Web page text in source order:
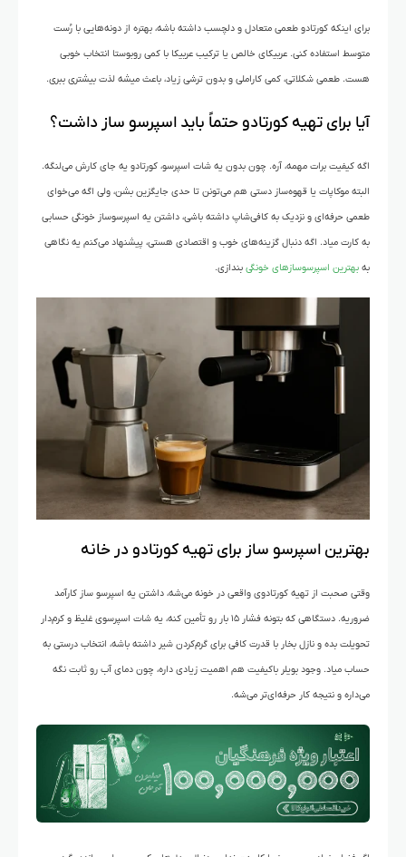
برای اینکه کورتادو طعمی متعادل و دلچسب داشته باشه، بهتره از دونه‌هایی با رُست
متوسط استفاده کنی. عربیکای خالص یا ترکیب عربیکا با کمی روبوستا انتخاب خوبی
هست. طعمی شکلاتی، کمی کاراملی و بدون ترشی زیاد، باعث میشه لذت بیشتری ببری.
آیا برای تهیه کورتادو حتماً باید اسپرسو ساز داشت؟
اگه کیفیت برات مهمه، آره. چون بدون یه شات اسپرسو، کورتادو یه جای کارش می‌لنگه.
البته موکاپات یا قهوه‌ساز دستی هم می‌تونن تا حدی جایگزین بشن، ولی اگه می‌خوای
طعمی حرفه‌ای و نزدیک به کافی‌شاپ داشته باشی، داشتن یه اسپرسوساز خونگی حسابی
به کارت میاد. اگه دنبال گزینه‌های خوب و اقتصادی هستی، پیشنهاد می‌کنم یه نگاهی
به بهترین اسپرسوسازهای خونگی بندازی.
بهترین اسپرسو ساز برای تهیه کورتادو در خانه
وقتی صحبت از تهیه کورتادوی واقعی در خونه می‌شه، داشتن یه اسپرسو ساز کارآمد
ضروریه. دستگاهی که بتونه فشار ۱۵ بار رو تأمین کنه، یه شات اسپرسوی غلیظ و کرم‌دار
تحویلت بده و نازل بخار با قدرت کافی برای گرم‌کردن شیر داشته باشه، انتخاب درستی به
حساب میاد. وجود بویلر باکیفیت هم اهمیت زیادی داره، چون دمای آب رو ثابت نگه
می‌داره و نتیجه کار حرفه‌ای‌تر می‌شه.